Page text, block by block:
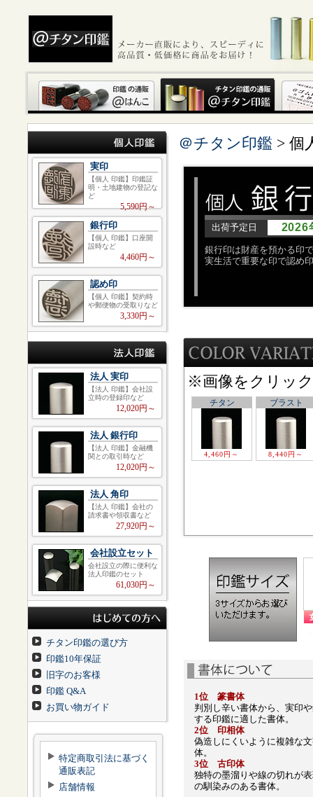
実印
【個人 印鑑】印鑑証
明・土地建物の登記な
ど
5,590円～
銀行印
【個人 印鑑】口座開
設時など
4,460円～
認め印
【個人 印鑑】契約時
や郵便物の受取りなど
3,330円～
法人 実印
【法人 印鑑】会社設
立時の登録印など
12,020円～
法人 銀行印
【法人 印鑑】金融機
関との取引時など
12,020円～
法人 角印
【法人 印鑑】会社の
請求書や領収書など
27,920円～
会社設立セット
会社設立の際に便利な
法人印鑑のセット
61,030円～
チタン印鑑の選び方
印鑑10年保証
旧字のお客様
印鑑 Q&A
お買い物ガイド
特定商取引法に基づく
通販表記
店舗情報
＠チタン印鑑 > 個
出荷予定日 2026
銀行印は財産を預かる印
実生活で重要な印で認め
※画像をクリッ
チタン
4,460円～
ブラスト
8,440円～
1位 篆書体
判別し辛い書体から、実印
する印鑑に適した書体。
2位 印相体
偽造しにくいように複雑な
体。
3位 古印体
独特の墨溜りや線の切れが
の馴染みのある書体。